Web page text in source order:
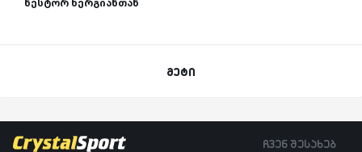
ნესტორ ხერგიანთან
მეტი
ჩვენ შესახებ